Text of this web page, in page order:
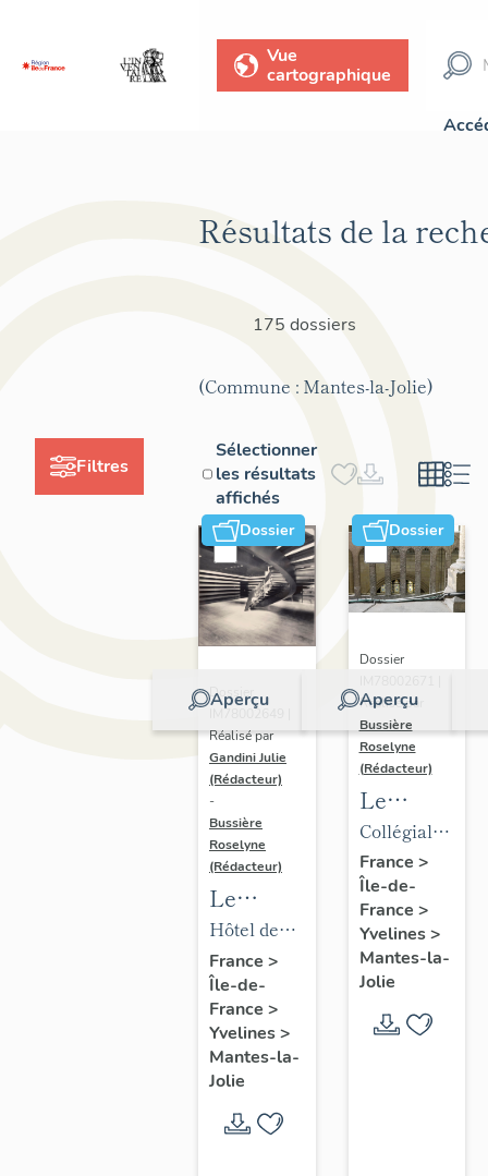
Vue
cartographique
Filtres
Résultats de la
175 dossiers
(Commune : Mantes-la-Jolie)
Sélectionner
les résultats
affichés
Dossier
Aperçu
Dossier
IM78002649 |
Réalisé par
Gandini Julie
(Rédacteur)
-
Bussière
Roselyne
(Rédacteur)
Le
mobilier
de l'hôtel
de ville
Hôtel de
ville
France >
Île-de-
France >
Yvelines>
Mantes-la-
Jolie
Dossier
Aperçu
Dossier
Réalisé par
Bussière
Roselyne
(Rédacteur)
Le
mobilier
de la
collégiale
Collégiale
Notre-
Dame
France >
Île-de-
France >
Yvelines>
Mantes-la-
Jolie